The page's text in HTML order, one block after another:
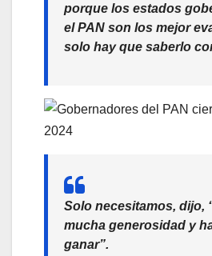
porque los estados
el PAN son los mejor
solo hay que saberlo
Solo necesitamos, dijo,
mucha generosidad y
ganar”.